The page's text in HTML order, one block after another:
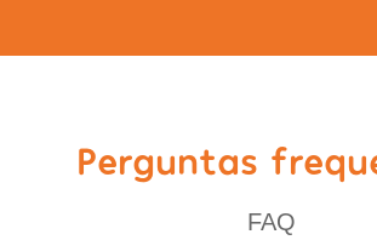
Perguntas
FAQ